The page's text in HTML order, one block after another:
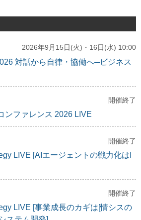
2026年9月15日(火)・16日(水) 10:00
対話から自律・協働へ─ビジネス
開催終了
ンファレンス 2026 LIVE
開催終了
LIVE [AIエージェントの戦力化はI
開催終了
LIVE [事業成長のカギは[情シスの